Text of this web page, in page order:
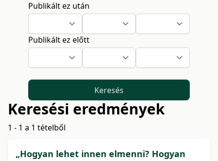
Publikált ez után
Publikált ez előtt
Keresés
Keresési eredmények
1 - 1 a 1 tételből
„Hogyan lehet innen elmenni? Hogyan